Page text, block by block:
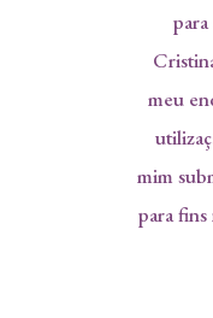
meu
mim
para fins